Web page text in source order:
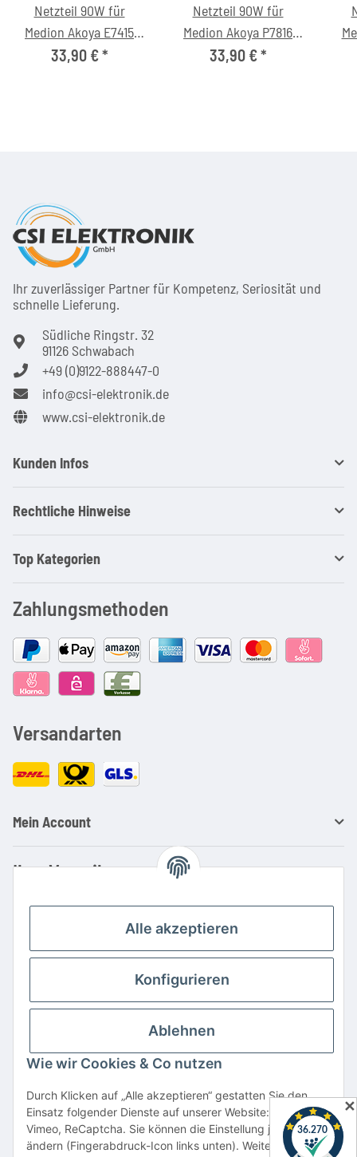
Netzteil 90W für
Medion Akoya E7415
(MD99154) Notebook
33,90 €*
Netzteil 90W für
Medion Akoya P7816
(MD98421) Notebook
33,90 €*
Ihr zuver­läs­siger Partner für Kom­pe­tenz, Seri­osi­tät und
schnel­le Lie­ferung.
Südliche Ringstr. 32
91126 Schwabach
+49 (0)9122-888447-0
info@csi-elektronik.de
www.csi-elektronik.de
Kunden Infos
Rechtliche Hinweise
Top Kategorien
Zahlungsmethoden
Versandarten
Mein Account
Ihre Vorteile
Kauf auf Rechnung
Große Auswahl an Netzteilen und Ladegeräten
Schnelle Lieferung
Hohe Lagerverfügbarkeit
Vertrag widerrufen
* Alle Preise inkl. gesetzlicher USt., zzgl.Versand
Alle verwendeten Markennamen u. Bezeichnungen sind eingetragene Warenzeichen
Alle akzeptieren
Konfigurieren
Ablehnen
Wie wir Cookies & Co nutzen
Durch Klicken auf „Alle akzeptieren“ gestatten Sie den
Einsatz folgender Dienste auf unserer Website: YouTube,
Vimeo, ReCaptcha. Sie können die Einstellung jederzeit
ändern (Fingerabdruck-Icon links unten). Weitere Details
✕